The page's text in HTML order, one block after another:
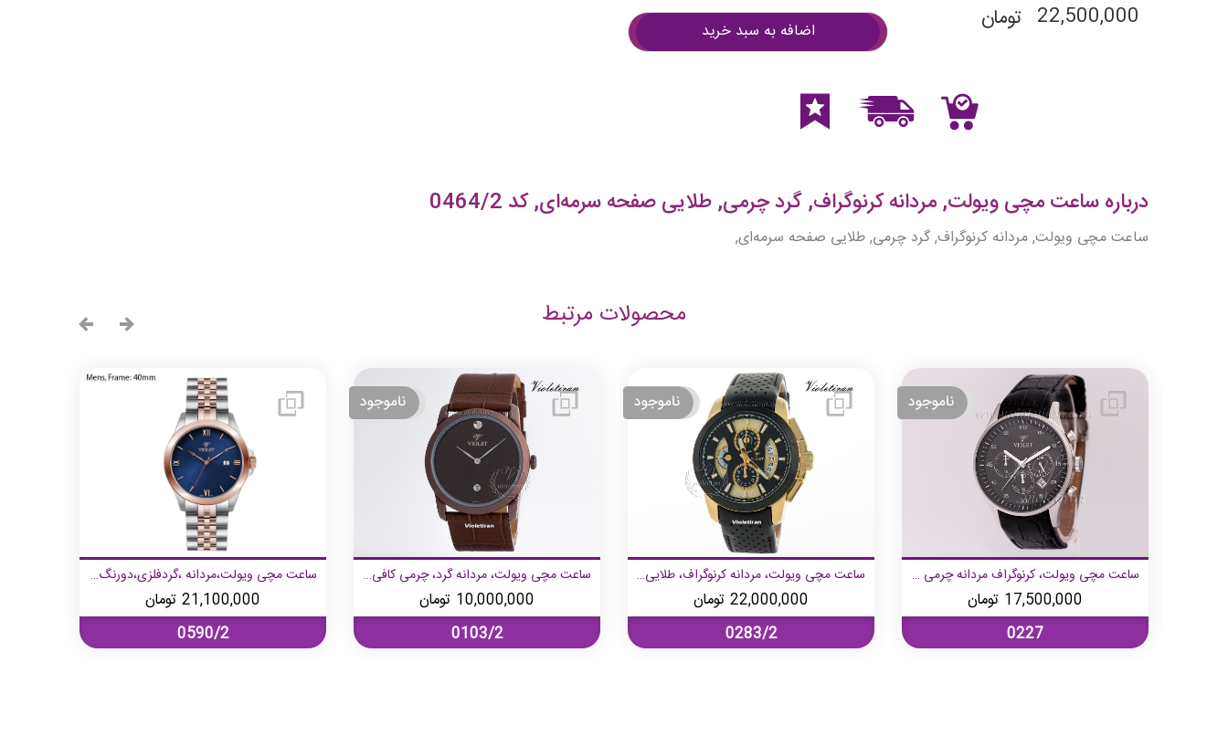
22,500,000 تومان اضافه به سبد خرید
درباره ساعت مچی ویولت, مردانه کرنوگراف, گرد چرمی, طلایی صفحه سرمه‌ای, کد 0464/2
ساعت مچی ویولت, مردانه کرنوگراف, گرد چرمی, طلایی صفحه سرمه‌ای,
محصولات مرتبط
ساعت مچی ویولت،مردانه ،گردفلزی،دورنگ رزگلد صفحه سرمه ای
21,100,000 تومان
0590/2
ساعت مچی ویولت، مردانه گرد، چرمی کافی کالری
10,000,000 تومان
0103/2
ساعت مچی ویولت، مردانه کرنوگراف، طلایی مشکی، بند چرمی
22,000,000 تومان
0283/2
ساعت مچی ویولت، کرنوگراف مردانه چرمی صفحه مشکی
17,500,000 تومان
0227